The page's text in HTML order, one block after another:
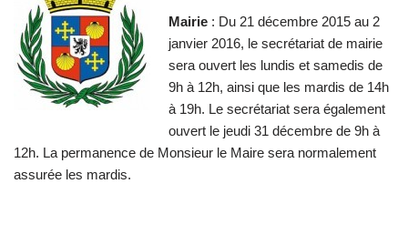
Mairie : Du 21 décembre 2015 au 2
janvier 2016, le secrétariat de mairie
sera ouvert les lundis et samedis de
9h à 12h, ainsi que les mardis de 14h
à 19h. Le secrétariat sera également
ouvert le jeudi 31 décembre de 9h à
12h. La permanence de Monsieur le Maire sera normalement
assurée les mardis.